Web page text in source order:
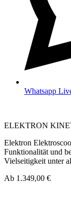
Whatsapp
ELEKTRON
Elektron
Funktionalität und
Vielseitigkeit unter
Ab 1.349,00 €